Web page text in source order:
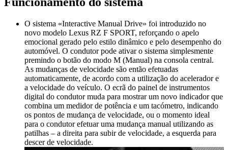
O sistema «Interactive Manual Drive» foi introduzido no
novo modelo Lexus RZ F SPORT, reforçando o apelo
emocional gerado pelo estilo dinâmico e pelo desempenho do
automóvel. O condutor pode ativar o sistema simplesmente
premindo o botão do modo M (Manual) na consola central.
As mudanças de velocidade são então efetuadas
automaticamente, de acordo com a utilização do acelerador e
a velocidade do veículo. O ecrã do painel de instrumentos
digital do condutor muda para mostrar um novo indicador que
combina um medidor de potência e um tacómetro, indicando
os pontos de mudança de velocidade, ou o momento ideal
para o condutor efetuar uma mudança manual utilizando as
patilhas – a direita para subir de velocidade, a esquerda para
descer de velocidade.